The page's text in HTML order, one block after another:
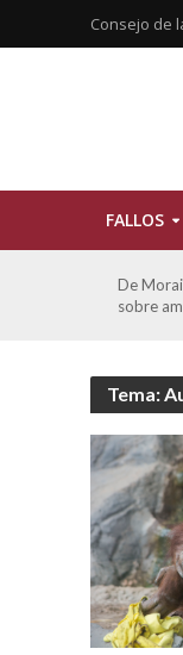
Consejo de
FALLOS
De
sobre
Tema: